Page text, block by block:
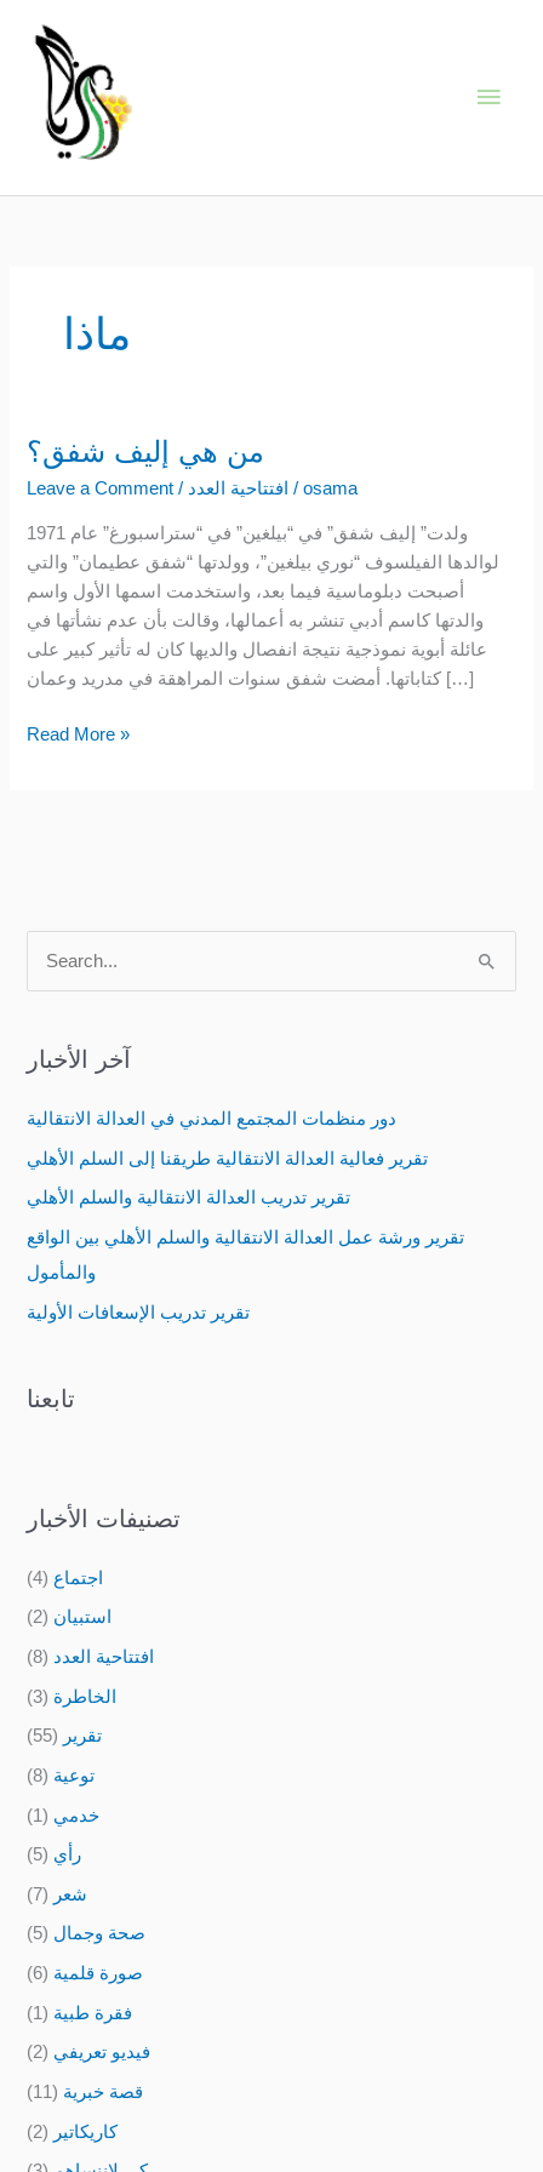
content
ماذا
من هي إليف شفق؟
Leave a Comment / افتتاحية العدد /osama
ولدت” إليف شفق” في “بيلغين” في “ستراسبورغ” عام 1971
لوالدها الفيلسوف “نوري بيلغين”، وولدتها “شفق عطيمان” والتي
أصبحت دبلوماسية فيما بعد، واستخدمت اسمها الأول واسم
والدتها كاسم أدبي تنشر به أعمالها، وقالت بأن عدم نشأتها في
عائلة أبوية نموذجية نتيجة انفصال والديها كان له تأثير كبير على
كتاباتها. أمضت شفق سنوات المراهقة في مدريد وعمان […]
من
شفق؟
Read More »
r
o
r
:
آخر الأخبار
دور منظمات المجتمع المدني في العدالة الانتقالية
تقرير فعالية العدالة الانتقالية طريقنا إلى السلم الأهلي
تقرير تدريب العدالة الانتقالية والسلم الأهلي
تقرير ورشة عمل العدالة الانتقالية والسلم الأهلي بين الواقع
والمأمول
تقرير تدريب الإسعافات الأولية
تابعنا
تصنيفات الأخبار
اجتماع (4)
استبيان (2)
افتتاحية العدد (8)
الخاطرة (3)
تقرير (55)
توعية (8)
خدمي (1)
رأي (5)
شعر (7)
صحة وجمال (5)
صورة قلمية (6)
فقرة طبية (1)
فيديو تعريفي (2)
قصة خبرية (11)
كاريكاتير (2)